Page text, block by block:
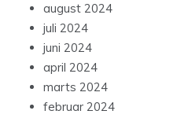
august 2024
juli 2024
juni 2024
april 2024
marts 2024
februar 2024